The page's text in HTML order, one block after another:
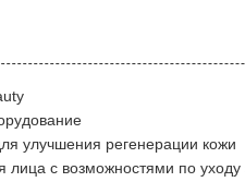
улучшения регенерации кожи
с возможностями по